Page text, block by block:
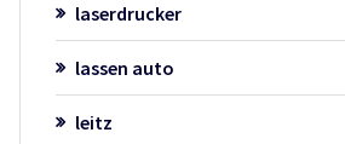
laserdrucker
lassen auto
leitz